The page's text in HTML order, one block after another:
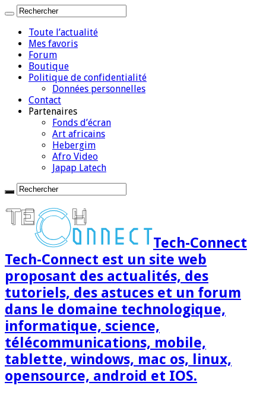
Toute l’actualité
Mes favoris
Forum
Boutique
Politique de confidentialité
Données personnelles
Contact
Partenaires
Fonds d’écran
Art africains
Hebergim
Afro Video
Japap Latech
Tech-Connect
Tech-Connect est un site web
proposant des actualités, des
tutoriels, des astuces et un forum
dans le domaine technologique,
informatique, science,
télécommunications, mobile,
tablette, windows, mac os, linux,
opensource, android et IOS.